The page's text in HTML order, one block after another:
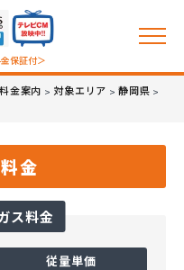
保証付＞
金案内 > 対象エリア >静岡県 >
金
ス料金
従量単価